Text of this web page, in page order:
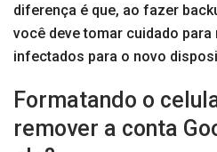
diferença é que, ao fazer
você deve tomar cuidado
infectados para o novo
Formatando o
remover a conta